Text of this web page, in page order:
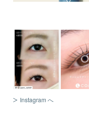
Instagram へ